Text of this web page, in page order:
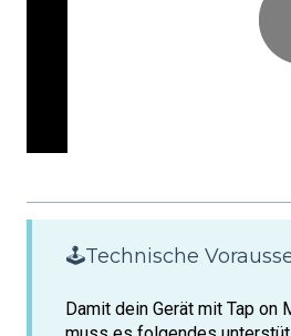
🕹️Technische
Damit dein Gerät mit Tap on